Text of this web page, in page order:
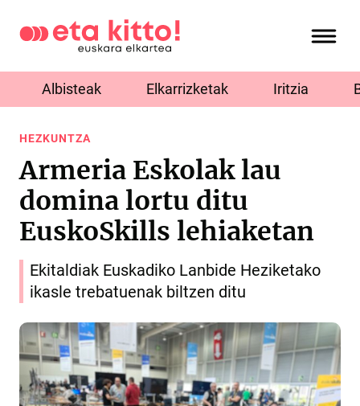
Albisteak Elkarrizketak Iritzia
HEZKUNTZA
Armeria Eskolak lau
domina lortu ditu
EuskoSkills lehiaketan
Ekitaldiak Euskadiko Lanbide Heziketako
ikasle trebatuenak biltzen ditu